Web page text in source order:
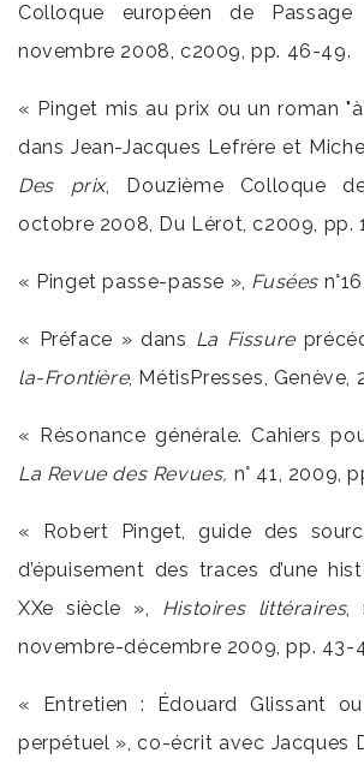
Colloque européen de Passage
novembre 2008, c2009, pp. 46-49.
« Pinget mis au prix ou un roman "à
dans Jean-Jacques Lefrère et
Des prix, Douzième Colloque
octobre 2008, Du Lérot, c2009, pp.
« Pinget passe-passe », Fusées
« Préface » dans La Fissure
la-Frontière, MétisPresses, Genève,
« Résonance générale. Cahiers
La Revue des Revues, n° 41, 2009,
« Robert Pinget, guide des
d’épuisement des traces d’une
XXe siècle », Histoires littéraires,
novembre-décembre 2009, pp. 43-
« Entretien : Édouard Glissant
perpétuel », co-écrit avec Jacques